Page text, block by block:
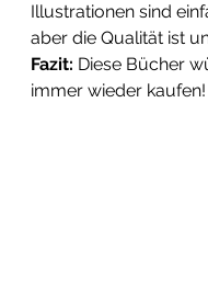
Illustrationen sind
aber die Qualität ist
Fazit: Diese Bücher
immer wieder kaufen!